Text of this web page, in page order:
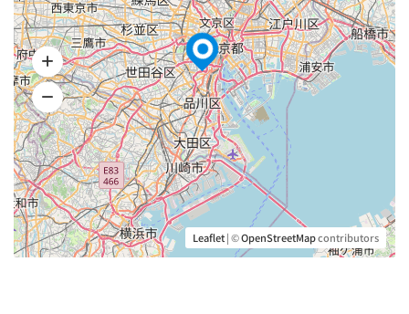
撮影地建て込み保管料
階をまたぐ場合や広範囲の場合は要相談
¥ 30,000／1泊
施錠して保管する場合（1室）
¥ 10,000／1泊
Leaflet| ©OpenStreetMapcontributors